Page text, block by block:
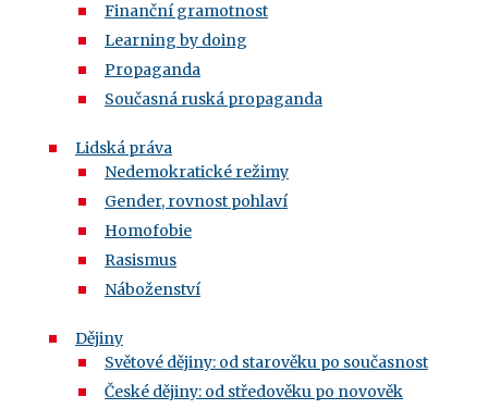
Finanční gramotnost
Learning by doing
Propaganda
Současná ruská propaganda
Lidská práva
Nedemokratické režimy
Gender, rovnost pohlaví
Homofobie
Rasismus
Náboženství
Dějiny
Světové dějiny: od starověku po současnost
České dějiny: od středověku po novověk